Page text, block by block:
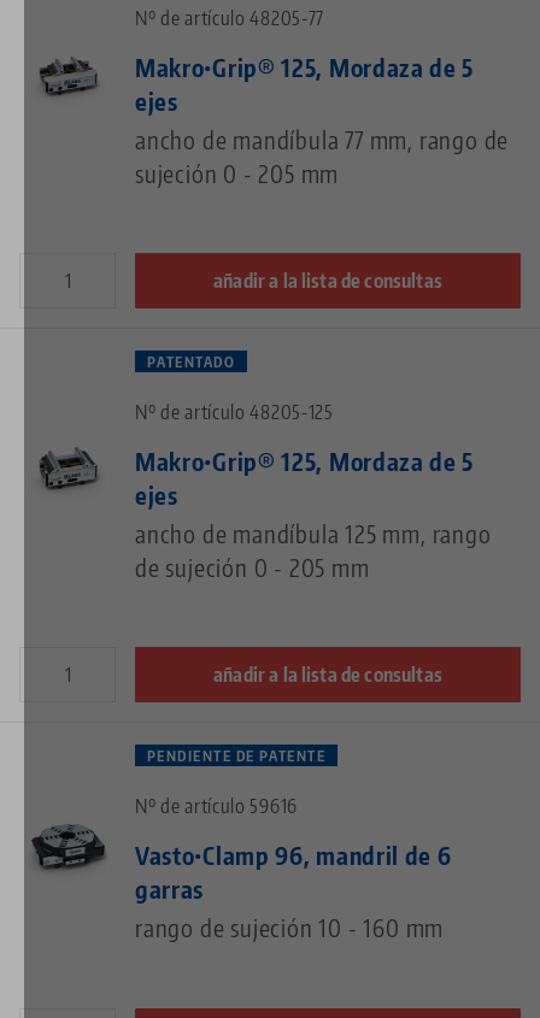
Nº de artículo 48205-77
Makro•Grip® 125, Mordaza de 5
ejes
ancho de mandíbula 77 mm, rango de
sujeción 0 - 205 mm
añadir a la lista de consultas
PATENTADO
Nº de artículo 48205-125
Makro•Grip® 125, Mordaza de 5
ejes
ancho de mandíbula 125 mm, rango
de sujeción 0 - 205 mm
añadir a la lista de consultas
PENDIENTE DE PATENTE
Nº de artículo 59616
Vasto•Clamp 96, mandril de 6
garras
rango de sujeción 10 - 160 mm